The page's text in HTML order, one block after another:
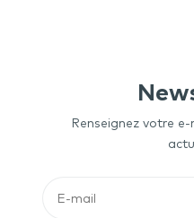
Renseignez votre